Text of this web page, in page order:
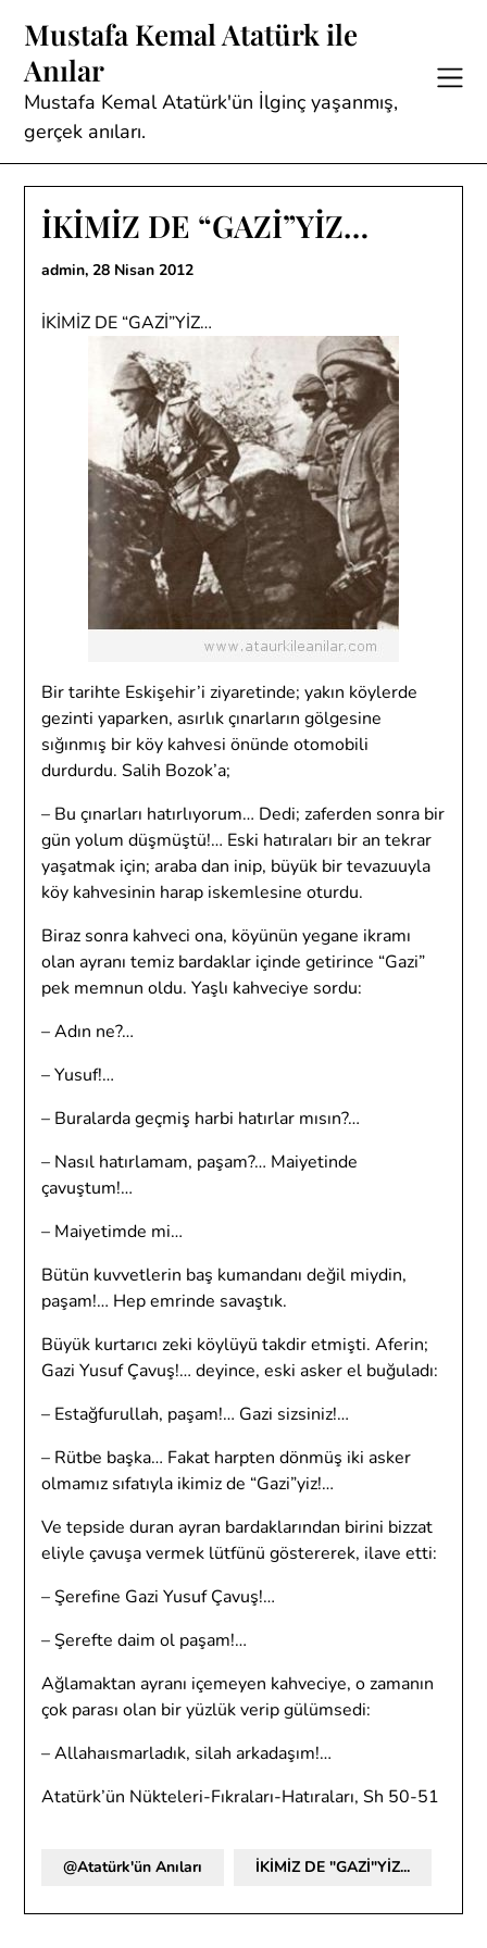
content
Mustafa Kemal Atatürk ile
Anılar
Mustafa Kemal Atatürk'ün İlginç yaşanmış,
gerçek anıları.
İKİMİZ DE “GAZİ”YİZ…
admin,28 Nisan 2012
İKİMİZ DE “GAZİ”YİZ…
Bir tarihte Eskişehir’i ziyaretinde; yakın köylerde
gezinti yaparken, asırlık çınarların gölgesine
sığınmış bir köy kahvesi önünde otomobili
durdurdu. Salih Bozok’a;
– Bu çınarları hatırlıyorum… Dedi; zaferden sonra bir
gün yolum düşmüştü!… Eski hatıraları bir an tekrar
yaşatmak için; araba dan inip, büyük bir tevazuuyla
köy kahvesinin harap iskemlesine oturdu.
Biraz sonra kahveci ona, köyünün yegane ikramı
olan ayranı temiz bardaklar içinde getirince “Gazi”
pek memnun oldu. Yaşlı kahveciye sordu:
– Adın ne?…
– Yusuf!…
– Buralarda geçmiş harbi hatırlar mısın?…
– Nasıl hatırlamam, paşam?… Maiyetinde
çavuştum!…
– Maiyetimde mi…
Bütün kuvvetlerin baş kumandanı değil miydin,
paşam!… Hep emrinde savaştık.
Büyük kurtarıcı zeki köylüyü takdir etmişti. Aferin;
Gazi Yusuf Çavuş!… deyince, eski asker el buğuladı:
– Estağfurullah, paşam!… Gazi sizsiniz!…
– Rütbe başka… Fakat harpten dönmüş iki asker
olmamız sıfatıyla ikimiz de “Gazi”yiz!…
Ve tepside duran ayran bardaklarından birini bizzat
eliyle çavuşa vermek lütfünü göstererek, ilave etti:
– Şerefine Gazi Yusuf Çavuş!…
– Şerefte daim ol paşam!…
Ağlamaktan ayranı içemeyen kahveciye, o zamanın
çok parası olan bir yüzlük verip gülümsedi:
– Allahaısmarladık, silah arkadaşım!…
Atatürk’ün Nükteleri-Fıkraları-Hatıraları, Sh 50-51
@Atatürk'ün Anıları İKİMİZ DE "GAZİ"YİZ...